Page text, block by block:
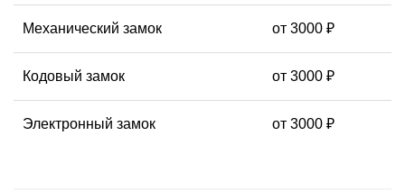
Механический замок от 3000 ₽
Кодовый замок от 3000 ₽
Электронный замок от 3000 ₽